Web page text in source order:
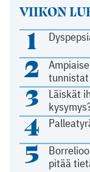
VIIKON
1
2
3
Läiskät
4
5
pitää